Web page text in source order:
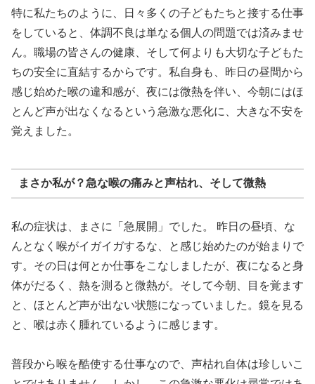
特に私たちのように、日々多くの子どもたちと接する仕事
をしていると、体調不良は単なる個人の問題では済みませ
ん。職場の皆さんの健康、そして何よりも大切な子どもた
ちの安全に直結するからです。私自身も、昨日の昼間から
感じ始めた喉の違和感が、夜には微熱を伴い、今朝にはほ
とんど声が出なくなるという急激な悪化に、大きな不安を
覚えました。
まさか私が？急な喉の痛みと声枯れ、そして微熱
私の症状は、まさに「急展開」でした。 昨日の昼頃、な
んとなく喉がイガイガするな、と感じ始めたのが始まりで
す。その日は何とか仕事をこなしましたが、夜になると身
体がだるく、熱を測ると微熱が。そして今朝、目を覚ます
と、ほとんど声が出ない状態になっていました。鏡を見る
と、喉は赤く腫れているように感じます。
普段から喉を酷使する仕事なので、声枯れ自体は珍しいこ